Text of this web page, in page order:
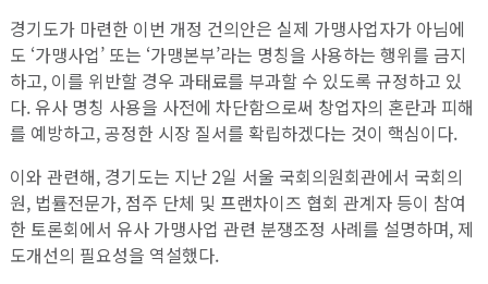
경기도가 마련한 이번 개정 건의안은 실제 가맹사업자가 아님에
도 ‘가맹사업’ 또는 ‘가맹본부’라는 명칭을 사용하는 행위를 금지
하고, 이를 위반할 경우 과태료를 부과할 수 있도록 규정하고 있
다. 유사 명칭 사용을 사전에 차단함으로써 창업자의 혼란과 피해
를 예방하고, 공정한 시장 질서를 확립하겠다는 것이 핵심이다.
이와 관련해, 경기도는 지난 2일 서울 국회의원회관에서 국회의
원, 법률전문가, 점주 단체 및 프랜차이즈 협회 관계자 등이 참여
한 토론회에서 유사 가맹사업 관련 분쟁조정 사례를 설명하며, 제
도개선의 필요성을 역설했다.